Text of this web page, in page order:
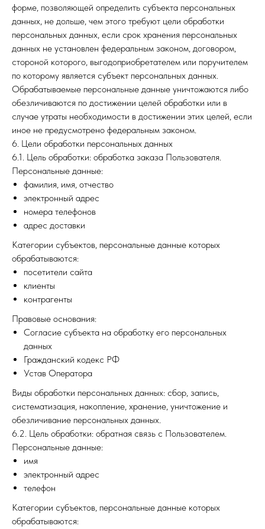
форме, позволяющей определить субъекта персональных
данных, не дольше, чем этого требуют цели обработки
персональных данных, если срок хранения персональных
данных не установлен федеральным законом, договором,
стороной которого, выгодоприобретателем или поручителем
по которому является субъект персональных данных.
Обрабатываемые персональные данные уничтожаются либо
обезличиваются по достижении целей обработки или в
случае утраты необходимости в достижении этих целей, если
иное не предусмотрено федеральным законом.
6. Цели обработки персональных данных
6.1. Цель обработки: обработка заказа Пользователя.
Персональные данные:
фамилия, имя, отчество
электронный адрес
номера телефонов
адрес доставки
Категории субъектов, персональные данные которых
обрабатываются:
посетители сайта
клиенты
контрагенты
Правовые основания:
Согласие субъекта на обработку его персональных
данных
Гражданский кодекс РФ
Устав Оператора
Виды обработки персональных данных: сбор, запись,
систематизация, накопление, хранение, уничтожение и
обезличивание персональных данных.
6.2. Цель обработки: обратная связь с Пользователем.
Персональные данные:
имя
электронный адрес
телефон
Категории субъектов, персональные данные которых
обрабатываются: